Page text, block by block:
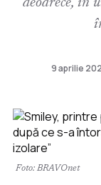
deoarece, în
9 aprilie
Foto: BRAVOnet